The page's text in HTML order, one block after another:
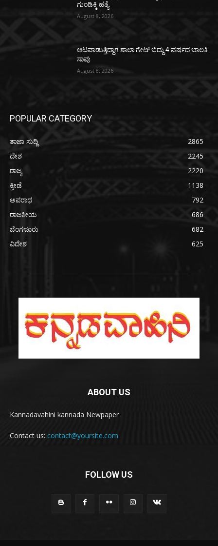
ಗುಂಡಿಕ್ಕಿ ಹತ್ಯೆ
August 8, 2026
ಆಟವಾಡುತ್ತಿದ್ದಾಗ ಶಾಲಾ ಗೇಟ್‌ ಬಿದ್ದು 4 ವರ್ಷದ ಬಾಲಕಿ
ಸಾವು
August 8, 2026
POPULAR CATEGORY
ತಾಜಾ ಸುದ್ದಿ
2865
ದೇಶ
2245
ರಾಜ್ಯ
2220
ಕ್ರೀಡೆ
1138
ಅಪರಾಧ
792
ರಾಜಕೀಯ
686
ಬೆಂಗಳೂರು
682
ವಿದೇಶ
625
ABOUT US
Kannadavahini kannada Newpaper
Contact us: contact@yoursite.com
FOLLOW US